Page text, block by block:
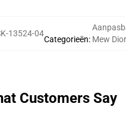
13524-04
Categorieën: Mew
Customers Say